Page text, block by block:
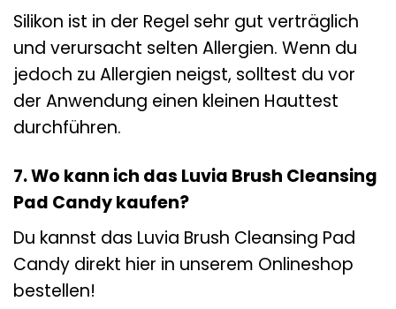
Silikon ist in der Regel sehr gut verträglich
und verursacht selten Allergien. Wenn du
jedoch zu Allergien neigst, solltest du vor
der Anwendung einen kleinen Hauttest
durchführen.
7. Wo kann ich das Luvia Brush Cleansing
Pad Candy kaufen?
Du kannst das Luvia Brush Cleansing Pad
Candy direkt hier in unserem Onlineshop
bestellen!